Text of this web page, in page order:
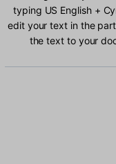
typing US English +
edit your text in the
the text to your